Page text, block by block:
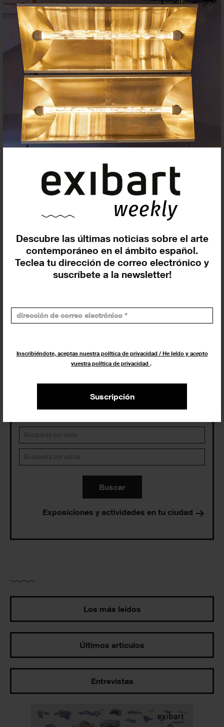
Descubre las últimas noticias sobre el arte
contemporáneo en el ámbito español.
Teclea tu dirección de correo electrónico y
suscríbete a la newsletter!
Inscribiéndote, aceptas nuestra política de privacidad / He leído y acepto
vuestra política de privacidad .
Suscripción
×
Suscríbete a la newsletter
Insertar residencias
Insertar exposición o evento
Agenda
Exposiciones, inauguraciones,
actividades.
¡Te ayudamos a encontrar el
evento que buscas !
Exposiciones y eventos
En curso y futuros
Incluir eventos web
Buscar
Exposiciones y actividades en tu ciudad
Los más leídos
Últimos artículos
Entrevistas